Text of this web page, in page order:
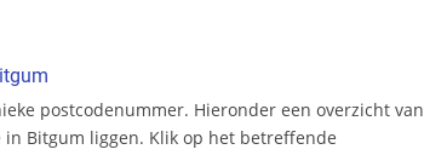
postcodenummer. Hieronder een overzicht van
Bitgum liggen. Klik op het betreffende